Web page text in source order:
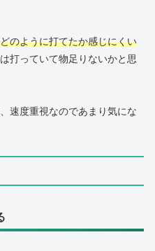
どのように打てたか感じにくい
打っていて物足りないかと思
速度重視なのであまり気にな